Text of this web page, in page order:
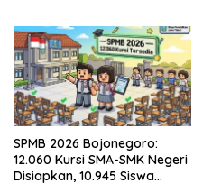
SPMB 2026 Bojonegoro:
12.060 Kursi SMA-SMK Negeri
Disiapkan, 10.945 Siswa